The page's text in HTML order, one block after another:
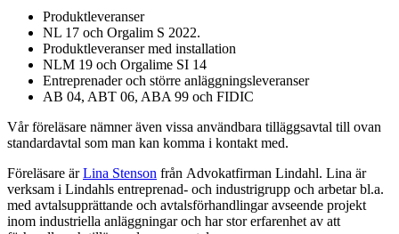
Produktleveranser
NL 17 och Orgalim S 2022.
Produktleveranser med installation
NLM 19 och Orgalime SI 14
Entreprenader och större anläggningsleveranser
AB 04, ABT 06, ABA 99 och FIDIC
Vår föreläsare nämner även vissa användbara tilläggsavtal till ovan
standardavtal som man kan komma i kontakt med.
Föreläsare ärLina Stenson från Advokatfirman Lindahl. Lina är
verksam i Lindahls entreprenad- och industrigrupp och arbetar bl.a.
med avtalsupprättande och avtalsförhandlingar avseende projekt
inom industriella anläggningar och har stor erfarenhet av att